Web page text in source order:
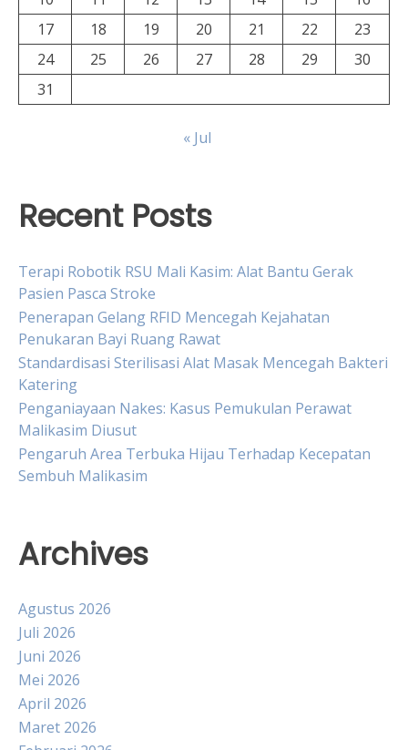
17
18 19 20 21 22
23
24
25 26 27 28 29
30
31
« Jul
Recent Posts
Terapi Robotik RSU Mali Kasim: Alat Bantu Gerak
Pasien Pasca Stroke
Penerapan Gelang RFID Mencegah Kejahatan
Penukaran Bayi Ruang Rawat
Standardisasi Sterilisasi Alat Masak Mencegah Bakteri
Katering
Penganiayaan Nakes: Kasus Pemukulan Perawat
Malikasim Diusut
Pengaruh Area Terbuka Hijau Terhadap Kecepatan
Sembuh Malikasim
Archives
Agustus 2026
Juli 2026
Juni 2026
Mei 2026
April 2026
Maret 2026